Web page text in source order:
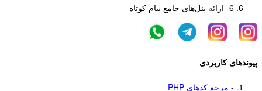
6- ارائه پنل‌های جامع پیام کوتاه
پیوندهای کاربردی
- مرجع کدهای PHP